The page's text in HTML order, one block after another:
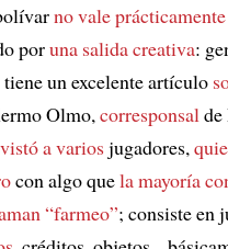
no vale
poruna salida creativa:
un excelente artículo
Olmo,corresponsal
a variosjugadores,
con algo quela mayoría
“farmeo”; consiste en